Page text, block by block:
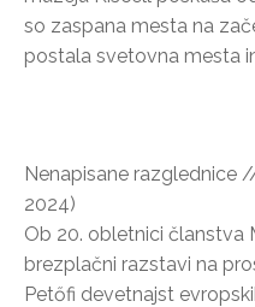
so zaspana mesta na
postala svetovna mesta
Nenapisane razglednice
2024)
Ob 20. obletnici članstva
brezplačni razstavi na
Petőfi devetnajst